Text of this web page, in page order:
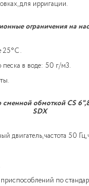
для ирригации.
ограничения на
25°C .
песка в воде: 50 г/м3.
сменной обмоткой CS
SDX
частота 50
по